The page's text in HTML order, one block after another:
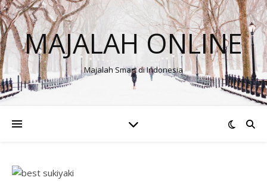
MAJALAH ONLINE
Majalah Smart di Indonesia